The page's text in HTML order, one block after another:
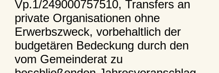
Vp.1/249000757510, Transfers an
private Organisationen ohne
Erwerbszweck, vorbehaltlich der
budgetären Bedeckung durch den
vom Gemeinderat zu